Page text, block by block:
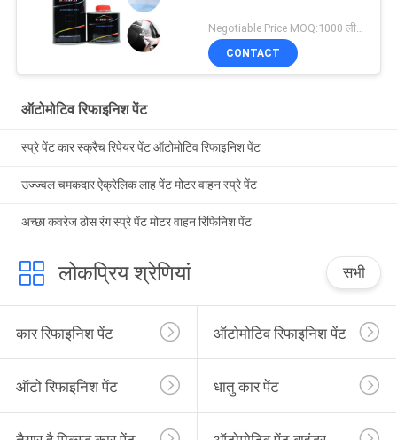
Negotiable Price MOQ:1000 लीटर
CONTACT
ऑटोमोटिव रिफाइनिश पेंट
स्प्रे पेंट कार स्क्रैच रिपेयर पेंट ऑटोमोटिव रिफाइनिश पेंट
उज्ज्वल चमकदार ऐक्रेलिक लाह पेंट मोटर वाहन स्प्रे पेंट
अच्छा कवरेज ठोस रंग स्प्रे पेंट मोटर वाहन रिफिनिश पेंट
लोकप्रिय श्रेणियां सभी
कार रिफाइनिश पेंट ऑटोमोटिव रिफाइनिश पेंट
ऑटो रिफाइनिश पेंट धातु कार पेंट